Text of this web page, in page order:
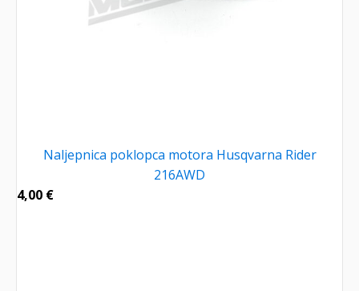
Naljepnica poklopca motora Husqvarna Rider
216AWD
4,00 €